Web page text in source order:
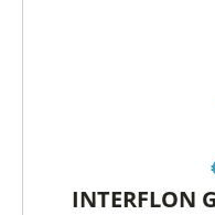
INTERFLON